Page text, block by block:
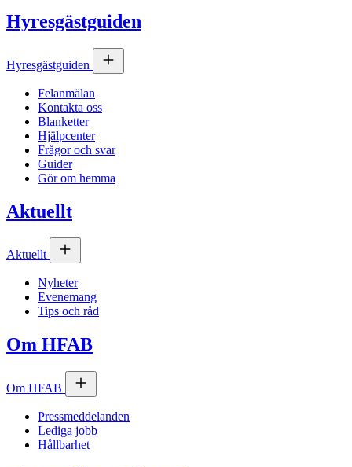
Hyresgästguiden
Hyresgästguiden
Felanmälan
Kontakta oss
Blanketter
Hjälpcenter
Frågor och svar
Guider
Gör om hemma
Aktuellt
Aktuellt
Nyheter
Evenemang
Tips och råd
Om HFAB
Om HFAB
Pressmeddelanden
Lediga jobb
Hållbarhet